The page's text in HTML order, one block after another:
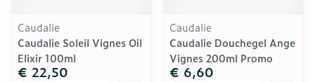
Caudalie
Caudalie Soleil Vignes Oil
Elixir 100ml
€ 22,50
Caudalie
Caudalie Douchegel Ange
Vignes 200ml Promo
€ 6,60